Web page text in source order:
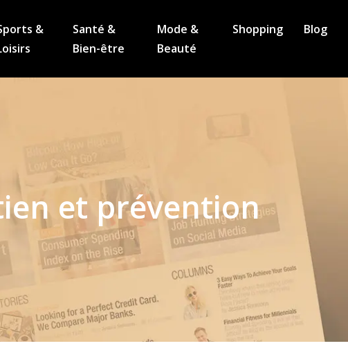
&
Santé &
Bien-être
Mode &
Beauté
Shopping Blog
et prévention